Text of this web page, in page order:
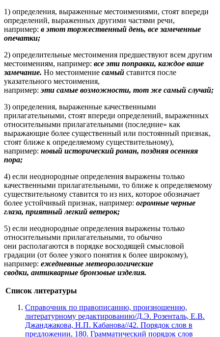
1) определения, выраженные местоимениями, стоят впереди
определений, выраженных другими частями речи,
например: в этот торжественный день, все замеченные
опечатки;
2) определительные местоимения предшествуют всем другим
местоимениям, например: все эти поправки, каждое ваше
замечание. Но местоимение самый ставится после
указательного местоимения,
например:эти самые возможности, тот же самый случай;
3) определения, выраженные качественными
прилагательными, стоят впереди определений, выраженных
относительными прилагательными (последние» как
выражающие более существенный или постоянный признак,
стоят ближе к определяемому существительному),
например: новый исторический роман, поздняя осенняя
пора;
4) если неоднородные определения выражены только
качественными прилагательными, то ближе к определяемому
существительному ставится то из них, которое обозначает
более устойчивый признак, например: огромные черные
глаза, приятный легкий ветерок;
5) если неоднородные определения выражены только
относительными прилагательными, то обычно
они располагаются в порядке восходящей смысловой
градации (от более узкого понятия к более широкому),
например: ежедневные метеорологические
сводки, антикварные бронзовые изделия.
Список литературы
Справочник по правописанию, произношению,
литературному редактированию/Д.Э. Розенталь, Е.В.
Джанджакова, Н.П. Кабанова//42. Порядок слов в
предложении, 180. Грамматический порядок слов